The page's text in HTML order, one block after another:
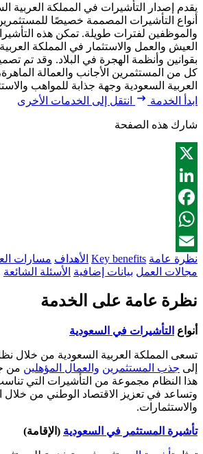
يقدم إصدار التأشيرات في المملكة العربية
أنواع التأشيرات المصممة خصيصًا
والموظفين لفترات طويلة. تمكن هذه
العيش والعمل والاستثمار في المملكة
بقوانين وأنظمة الهجرة في البلاد. وقد تم
كل من المستثمرين الأجانب والعمالة
العربية السعودية وجهة جذابة للمواهب
ابدأ الخدمة
انتقل إلى الخدمات الأخرى
شارك هذه الصفحة
X
LinkedIn
Facebook
WhatsApp
Email
نظرة عامة Key benefits الأهداف مسارات
مجالات العمل بيانات إضافية الأسئلة الشائعة
نظرة عامة على الخدمة
أنواع التأشيرات في السعودية
تسعى المملكة العربية السعودية من خلال
إلى جذب المستثمرين والعمال المؤهلين من
هذا النظام مجموعة من التأشيرات التي
وتساعد في تعزيز الاقتصاد الوطني من
والاستثمارات.
تأشيرة المستثمر في السعودية (الإقامة)